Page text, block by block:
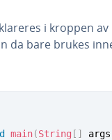
i kroppen
da bare brukes
main(String [ ] args